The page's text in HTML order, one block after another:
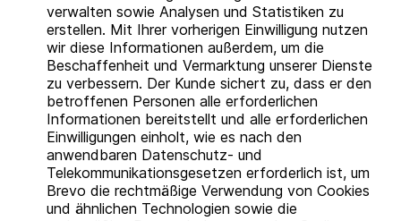
verwalten sowie Analysen und Statistiken zu
erstellen. Mit Ihrer vorherigen Einwilligung nutzen
wir diese Informationen außerdem, um die
Beschaffenheit und Vermarktung unserer Dienste
zu verbessern. Der Kunde sichert zu, dass er den
betroffenen Personen alle erforderlichen
Informationen bereitstellt und alle erforderlichen
Einwilligungen einholt, wie es nach den
anwendbaren Datenschutz- und
Telekommunikationsgesetzen erforderlich ist, um
Brevo die rechtmäßige Verwendung von Cookies
und ähnlichen Technologien sowie die